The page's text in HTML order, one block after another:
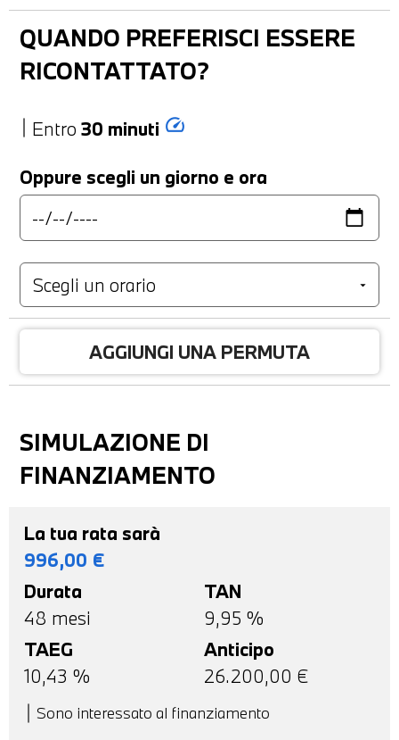
QUANDO PREFERISCI ESSERE
RICONTATTATO?
Entro 30 minuti speed
Oppure scegli un giorno e ora
AGGIUNGI UNA PERMUTA
SIMULAZIONE DI
FINANZIAMENTO
La tua rata sarà
996,00 €
Durata
48 mesi
TAN
9,95 %
TAEG
10,43 %
Anticipo
26.200,00 €
Sono interessato al finanziamento